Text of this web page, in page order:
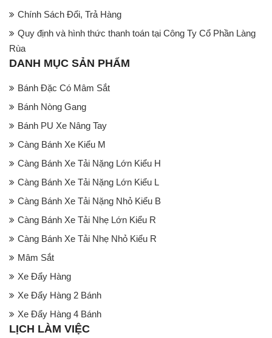
Chính Sách Đổi, Trả Hàng
Quy định và hình thức thanh toán tại Công Ty Cổ Phần Làng
Rùa
DANH MỤC SẢN PHẨM
Bánh Đặc Có Mâm Sắt
Bánh Nòng Gang
Bánh PU Xe Nâng Tay
Càng Bánh Xe Kiểu M
Càng Bánh Xe Tải Nặng Lớn Kiểu H
Càng Bánh Xe Tải Nặng Lớn Kiểu L
Càng Bánh Xe Tải Nặng Nhỏ Kiểu B
Càng Bánh Xe Tải Nhẹ Lớn Kiểu R
Càng Bánh Xe Tải Nhẹ Nhỏ Kiểu R
Mâm Sắt
Xe Đẩy Hàng
Xe Đẩy Hàng 2 Bánh
Xe Đẩy Hàng 4 Bánh
LỊCH LÀM VIỆC